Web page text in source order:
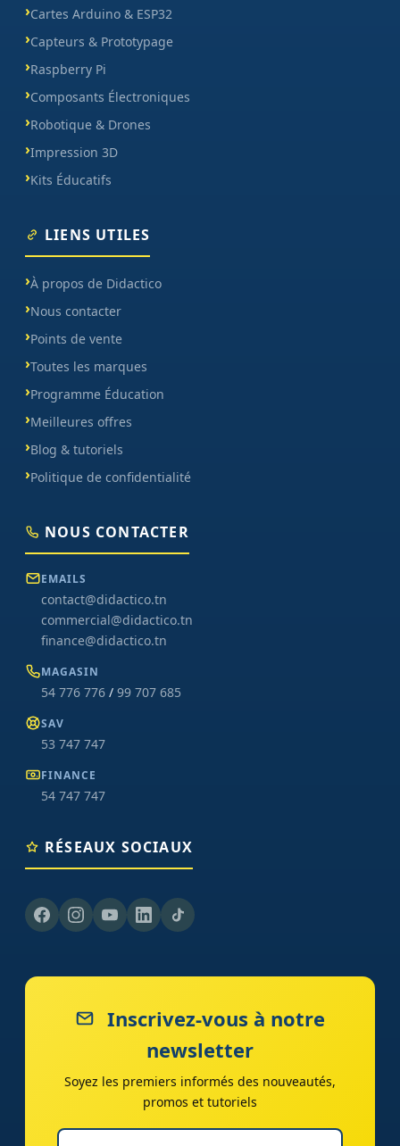
Cartes Arduino & ESP32
Capteurs & Prototypage
Raspberry Pi
Composants Électroniques
Robotique & Drones
Impression 3D
Kits Éducatifs
LIENS UTILES
À propos de Didactico
Nous contacter
Points de vente
Toutes les marques
Programme Éducation
Meilleures offres
Blog & tutoriels
Politique de confidentialité
NOUS CONTACTER
EMAILS
contact@didactico.tn
commercial@didactico.tn
finance@didactico.tn
MAGASIN
54 776 776 / 99 707 685
SAV
53 747 747
FINANCE
54 747 747
RÉSEAUX SOCIAUX
Inscrivez-vous à notre
newsletter
Soyez les premiers informés des nouveautés,
promos et tutoriels